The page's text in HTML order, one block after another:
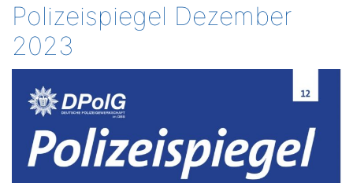
Polizeispiegel Dezember
2023